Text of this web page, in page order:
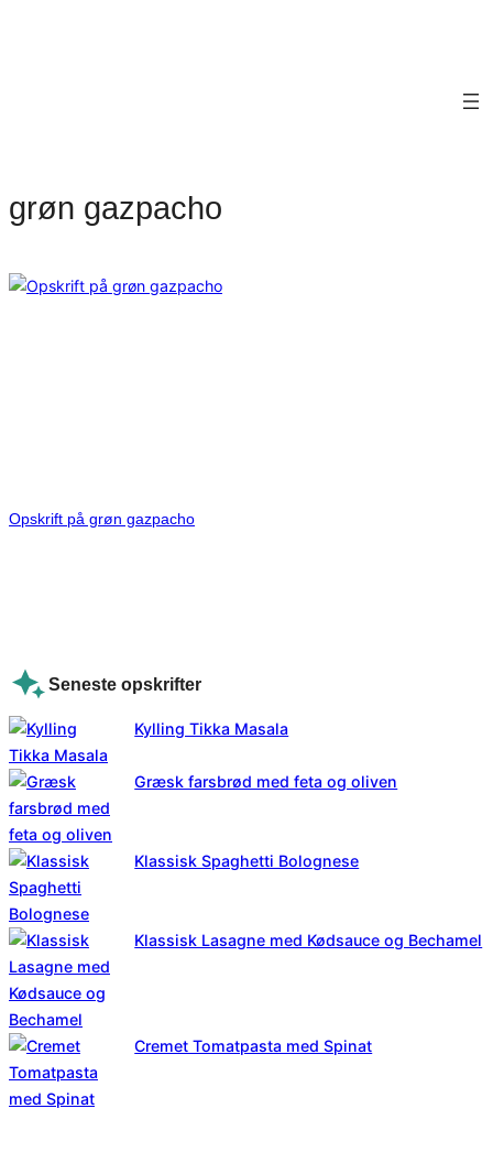
grøn gazpacho
Opskrift på grøn gazpacho
Seneste opskrifter
Kylling Tikka Masala
Græsk farsbrød med feta og oliven
Klassisk Spaghetti Bolognese
Klassisk Lasagne med Kødsauce og Bechamel
Cremet Tomatpasta med Spinat